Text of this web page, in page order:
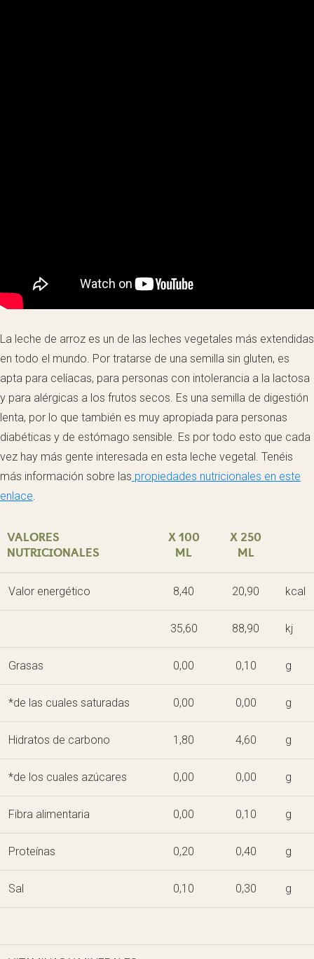
La leche de arroz es un de las leches vegetales más extendidas
en todo el mundo. Por tratarse de una semilla sin gluten, es
apta para celíacas, para personas con intolerancia a la lactosa
y para alérgicas a los frutos secos. Es una semilla de digestión
lenta, por lo que también es muy apropiada para personas
diabéticas y de estómago sensible. Es por todo esto que cada
vez hay más gente interesada en esta leche vegetal. Tenéis
más información sobre las propiedades nutricionales en este
enlace.
VALORES
NUTRICIONALES
X 100
ML
X 250
ML
Valor energético 8,40 20,90 kcal
35,60 88,90 kj
Grasas 0,00 0,10 g
*de las cuales saturadas 0,00 0,00 g
Hidratos de carbono 1,80 4,60 g
*de los cuales azúcares 0,00 0,00 g
Fibra alimentaria 0,00 0,10 g
Proteínas 0,20 0,40 g
Sal 0,10 0,30 g